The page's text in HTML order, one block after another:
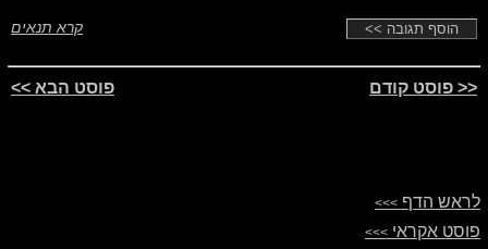
קרא תנאים
<< פוסט קודם פוסט הבא >>
לראש הדף >>>
פוסט אקראי >>>